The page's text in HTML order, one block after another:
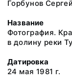
Горбунов
Название
Фотография.
в долину реки
Датировка
24 мая 1981 г.